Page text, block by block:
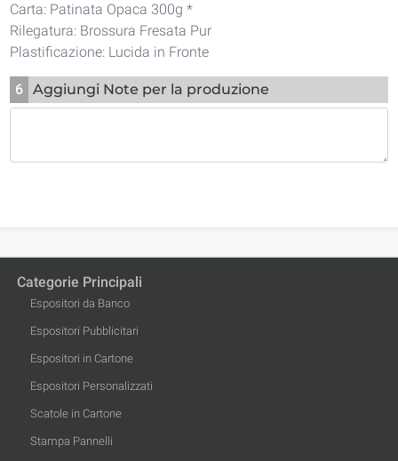
Carta: Patinata Opaca 300g *
Rilegatura: Brossura Fresata Pur
Plastificazione: Lucida in Fronte
6 Aggiungi Note per la produzione
Categorie Principali
Espositori da Banco
Espositori Pubblicitari
Espositori in Cartone
Espositori Personalizzati
Scatole in Cartone
Stampa Pannelli